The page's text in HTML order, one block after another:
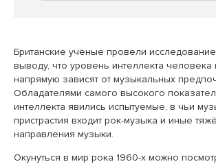
Британские учёные провели
выводу, что уровень интеллекта человека
напрямую зависят от музыкальных
Обладателями самого высокого
интеллекта явились испытуемые, в чьи
пристрастия входит рок-музыка и иные
направления музыки.
Окунуться в мир рока 1960-х можно